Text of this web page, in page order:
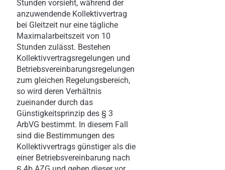
Stunden vorsieht, während der
anzuwendende Kollektivvertrag
bei Gleitzeit nur eine tägliche
Maximalarbeitszeit von 10
Stunden zulässt. Bestehen
Kollektivvertragsregelungen und
Betriebsvereinbarungsregelungen
zum gleichen Regelungsbereich,
so wird deren Verhältnis
zueinander durch das
Günstigkeitsprinzip des § 3
ArbVG bestimmt. In diesem Fall
sind die Bestimmungen des
Kollektivvertrags günstiger als die
einer Betriebsvereinbarung nach